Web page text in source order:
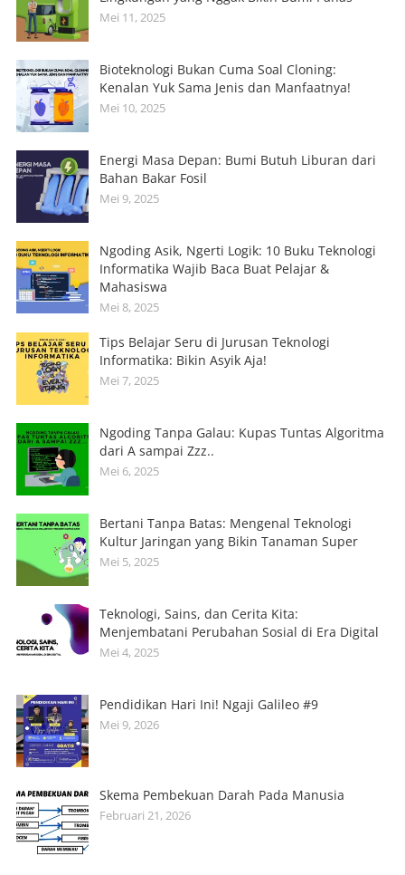
Mei 11, 2025
Bioteknologi Bukan Cuma Soal Cloning:
Kenalan Yuk Sama Jenis dan Manfaatnya!
Mei 10, 2025
Energi Masa Depan: Bumi Butuh Liburan dari
Bahan Bakar Fosil
Mei 9, 2025
Ngoding Asik, Ngerti Logik: 10 Buku Teknologi
Informatika Wajib Baca Buat Pelajar &
Mahasiswa
Mei 8, 2025
Tips Belajar Seru di Jurusan Teknologi
Informatika: Bikin Asyik Aja!
Mei 7, 2025
Ngoding Tanpa Galau: Kupas Tuntas Algoritma
dari A sampai Zzz..
Mei 6, 2025
Bertani Tanpa Batas: Mengenal Teknologi
Kultur Jaringan yang Bikin Tanaman Super
Mei 5, 2025
Teknologi, Sains, dan Cerita Kita:
Menjembatani Perubahan Sosial di Era Digital
Mei 4, 2025
Pendidikan Hari Ini! Ngaji Galileo #9
Mei 9, 2026
Skema Pembekuan Darah Pada Manusia
Februari 21, 2026